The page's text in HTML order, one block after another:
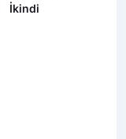
İkindi